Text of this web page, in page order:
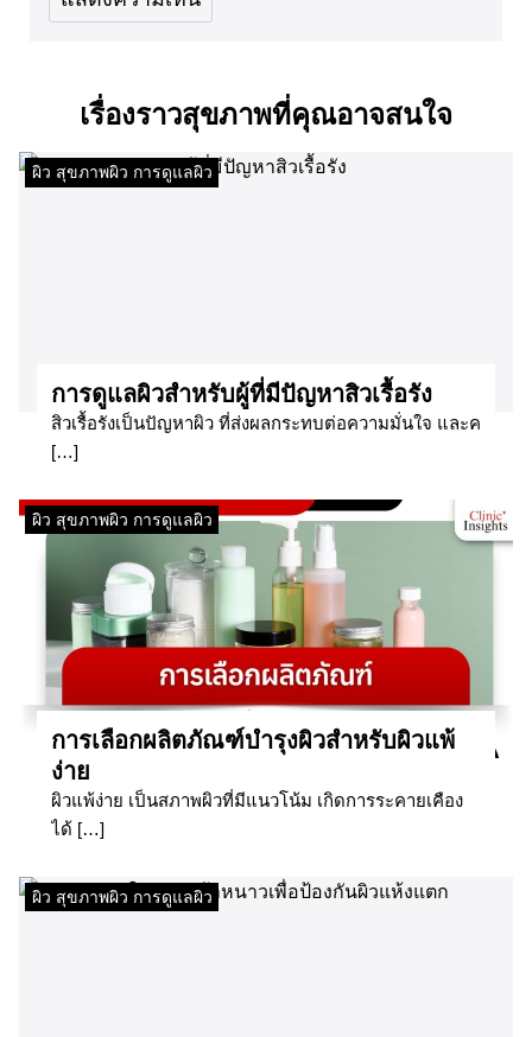
เรื่องราวสุขภาพที่คุณอาจสนใจ
ผิว สุขภาพผิว การดูแลผิว
​การดูแลผิวสำหรับผู้ที่มีปัญหาสิวเรื้อรัง​
สิวเรื้อรังเป็นปัญหาผิว ที่ส่งผลกระทบต่อความมั่นใจ และค
[…]
ผิว สุขภาพผิว การดูแลผิว
​การเลือกผลิตภัณฑ์บำรุงผิวสำหรับผิวแพ้
ง่าย​
ผิวแพ้ง่าย เป็นสภาพผิวที่มีแนวโน้ม เกิดการระคายเคือง
ได้ […]
ผิว สุขภาพผิว การดูแลผิว